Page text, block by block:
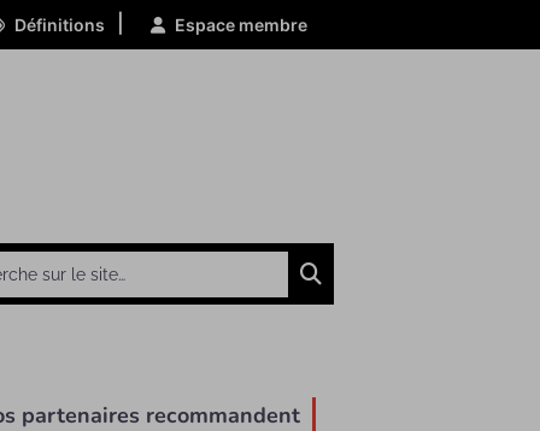
Définitions Espace membre
partenaires recommandent